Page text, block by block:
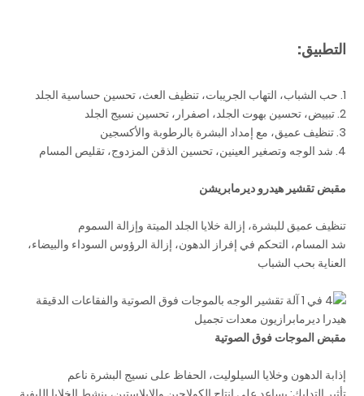
التطبيق:
1. حب الشباب، التهاب الجريبات، تنظيف العث، تحسين حساسية الجلد
2. تبييض، تحسين بهوت الجلد، اصفرار، تحسين نسيج الجلد
3. تنظيف عميق، مع إمداد البشرة بالرطوبة والأكسجين
4. شد الوجه وتصغير العينين، تحسين الذقن المزدوج، تقليص المسام
مقبض تقشير هيدرو ديرمابريشن
تنظيف عميق للبشرة، إزالة خلايا الجلد الميتة وإزالة السموم
شد المسام، التحكم في إفراز الدهون، إزالة الرؤوس السوداء والبيضاء،
العناية بحب الشباب
مقبض الموجات فوق الصوتية
إذابة الدهون وخلايا السيلوليت، الحفاظ على نسيج البشرة ناعم